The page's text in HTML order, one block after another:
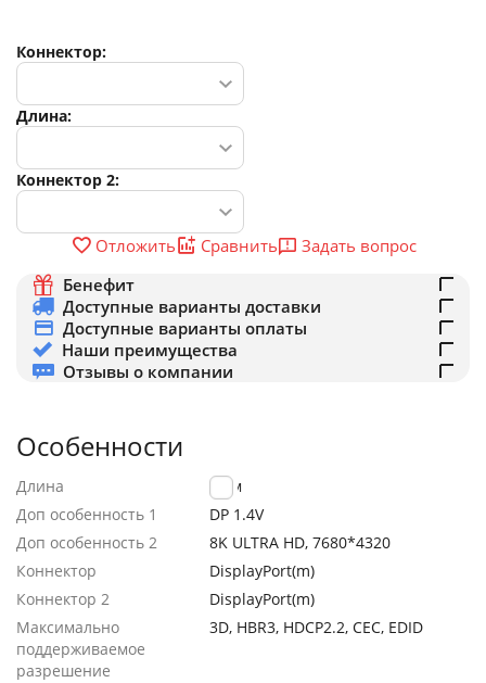
Коннектор:
Длина:
Коннектор 2:
Отложить Сравнить
Задать вопрос
Бенефит
Доступные варианты доставки
Доступные варианты оплаты
Наши преимущества
Отзывы о компании
Особенности
Длина
1.5м
Доп особенность 1
DP 1.4V
Доп особенность 2
8K ULTRA HD, 7680*4320
Коннектор
DisplayPort(m)
Коннектор 2
DisplayPort(m)
Максимально
поддерживаемое
разрешение
3D, HBR3, HDCP2.2, CEC, EDID